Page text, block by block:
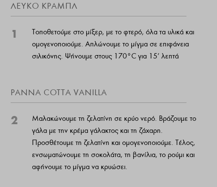
ΛΕΥΚΌ ΚΡΆΜΠΛ
1
Τοποθετούμε στο μίξερ, με το φτερό, όλα τα υλικά και
ομογενοποιούμε. Απλώνουμε το μίγμα σε επιφάνεια
σιλικόνης. Ψήνουμε στους 170°C για 15’ λεπτά
PANNA COTTA VANILLA
2
Μαλακώνουμε τη ζελατίνη σε κρύο νερό. Βράζουμε το
γάλα με την κρέμα γάλακτος και τη ζάχαρη.
Προσθέτουμε τη ζελατίνη και ομογενοποιούμε. Τέλος,
ενσωματώνουμε τη σοκολάτα, τη βανίλια, το ρούμι και
αφήνουμε το μίγμα να κρυώσει.